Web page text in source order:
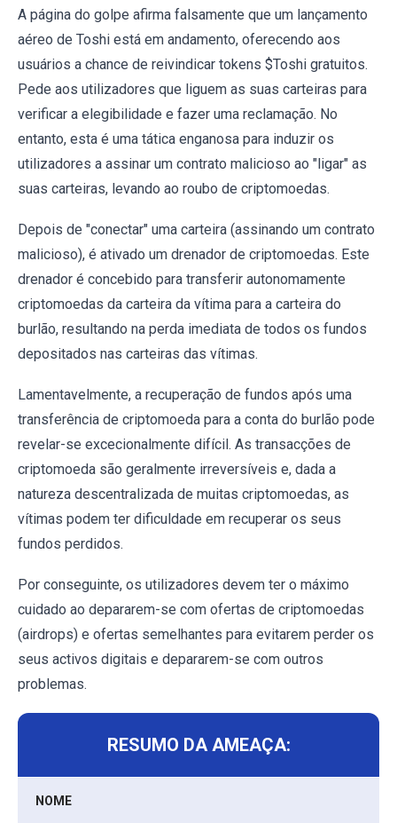
A página do golpe afirma falsamente que um lançamento
aéreo de Toshi está em andamento, oferecendo aos
usuários a chance de reivindicar tokens $Toshi gratuitos.
Pede aos utilizadores que liguem as suas carteiras para
verificar a elegibilidade e fazer uma reclamação. No
entanto, esta é uma tática enganosa para induzir os
utilizadores a assinar um contrato malicioso ao "ligar" as
suas carteiras, levando ao roubo de criptomoedas.
Depois de "conectar" uma carteira (assinando um contrato
malicioso), é ativado um drenador de criptomoedas. Este
drenador é concebido para transferir autonomamente
criptomoedas da carteira da vítima para a carteira do
burlão, resultando na perda imediata de todos os fundos
depositados nas carteiras das vítimas.
Lamentavelmente, a recuperação de fundos após uma
transferência de criptomoeda para a conta do burlão pode
revelar-se excecionalmente difícil. As transacções de
criptomoeda são geralmente irreversíveis e, dada a
natureza descentralizada de muitas criptomoedas, as
vítimas podem ter dificuldade em recuperar os seus
fundos perdidos.
Por conseguinte, os utilizadores devem ter o máximo
cuidado ao depararem-se com ofertas de criptomoedas
(airdrops) e ofertas semelhantes para evitarem perder os
seus activos digitais e depararem-se com outros
problemas.
RESUMO DA AMEAÇA:
NOME